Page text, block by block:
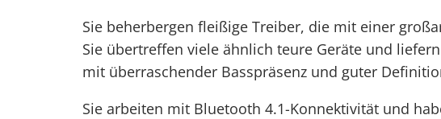
Sie beherbergen fleißige Treiber, die mit einer
Sie übertreffen viele ähnlich teure Geräte und
mit überraschender Basspräsenz und guter
Sie arbeiten mit Bluetooth 4.1-Konnektivität und